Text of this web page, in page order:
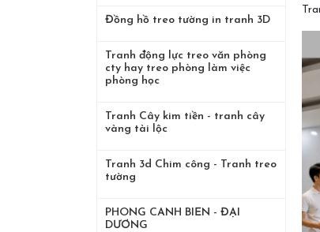
Đồng hồ treo tường in tranh 3D
Tranh động lực treo văn phòng
cty hay treo phòng làm việc
phòng học
Tranh Cây kim tiền - tranh cây
vàng tài lộc
Tranh 3d Chim công - Tranh treo
tường
PHONG CẢNH BIỂN - ĐẠI
DƯƠNG